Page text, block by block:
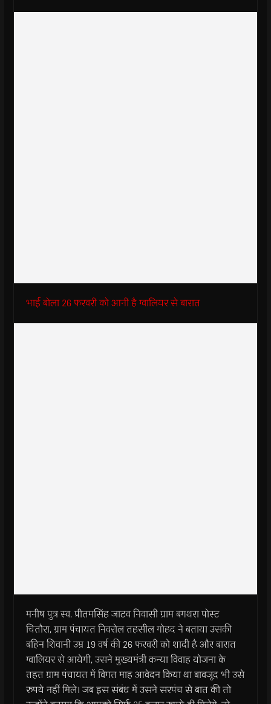
भाई बोला 26 फरवरी को आनी है ग्वालियर से बारात
मनीष पुत्र स्व. प्रीतमसिंह जाटव निवासी ग्राम बगथरा पोस्ट
चितौरा, ग्राम पंचायत निवरोल तहसील गोहद ने बताया उसकी
बहिन शिवानी उम्र 19 वर्ष की 26 फरवरी को शादी है और बारात
ग्वालियर से आयेगी, उसने मुख्यमंत्री कन्या विवाह योजना के
तहत ग्राम पंचायत में विगत माह आवेदन किया था बावजूद भी उसे
रुपये नहीं मिले। जब इस संबंध में उसने सरपंच से बात की तो